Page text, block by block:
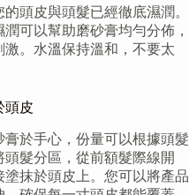
頭皮與頭髮已經徹底濕潤。
可以幫助磨砂膏均勻分佈，
。水溫保持溫和，不要太
頭皮
於手心，份量可以根據頭髮
髮分區，從前額髮際線開
抹於頭皮上。您可以將產品